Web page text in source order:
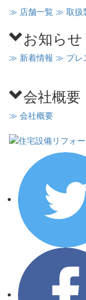
≫ 店舗一覧 ≫ 取扱
お知らせ
≫ 新着情報 ≫ プレ
会社概要
≫ 会社概要